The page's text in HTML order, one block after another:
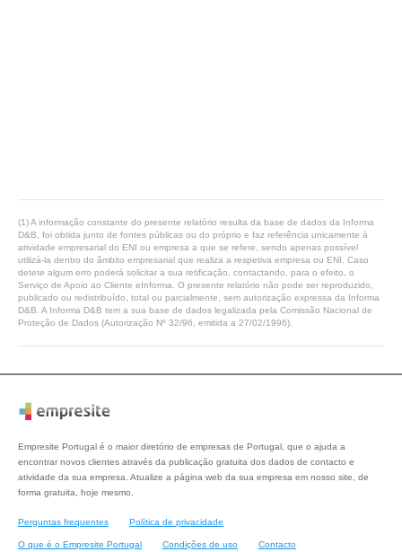
(1) A informação constante do presente relatório resulta da base de dados da Informa
D&B, foi obtida junto de fontes públicas ou do próprio e faz referência unicamente à
atividade empresarial do ENI ou empresa a que se refere, sendo apenas possível
utilizá-la dentro do âmbito empresarial que realiza a respetiva empresa ou ENI. Caso
detete algum erro poderá solicitar a sua retificação, contactando, para o efeito, o
Serviço de Apoio ao Cliente eInforma. O presente relatório não pode ser reproduzido,
publicado ou redistribuído, total ou parcialmente, sem autorização expressa da Informa
D&B. A Informa D&B tem a sua base de dados legalizada pela Comissão Nacional de
Proteção de Dados (Autorização Nº 32/96, emitida a 27/02/1996).
Empresite Portugal é o maior diretório de empresas de Portugal, que o ajuda a
encontrar novos clientes através da publicação gratuita dos dados de contacto e
atividade da sua empresa. Atualize a página web da sua empresa em nosso site, de
forma gratuita, hoje mesmo.
Perguntas frequentes Política de privacidade
O que é o Empresite Portugal Condições de uso Contacto